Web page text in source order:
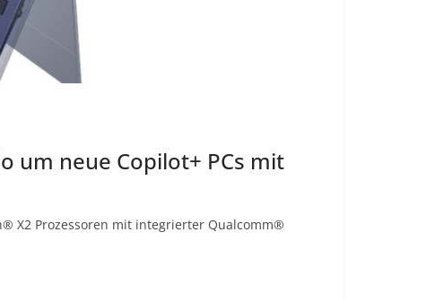
um neue Copilot+ PCs mit
X2 Prozessoren mit integrierter Qualcomm®